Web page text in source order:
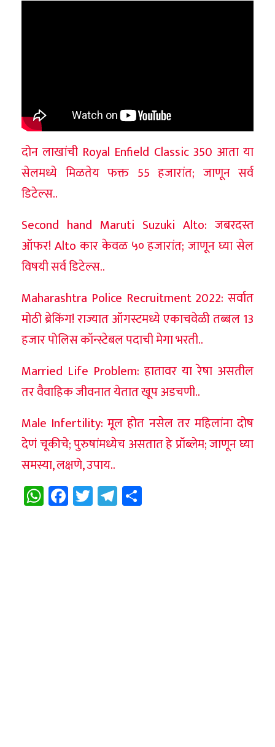
दोन लाखांची Royal Enfield Classic 350 आता या
सेलमध्ये मिळतेय फक्त 55 हजारांत; जाणून सर्व
डिटेल्स..
Second hand Maruti Suzuki Alto: जबरदस्त
ऑफर! Alto कार केवळ ५० हजारांत; जाणून घ्या सेल
विषयी सर्व डिटेल्स..
Maharashtra Police Recruitment 2022: सर्वात
मोठी ब्रेकिंग! राज्यात ऑगस्टमध्ये एकाचवेळी तब्बल 13
हजार पोलिस कॉन्स्टेबल पदाची मेगा भरती..
Married Life Problem: हातावर या रेषा असतील
तर वैवाहिक जीवनात येतात खूप अडचणी..
Male Infertility: मूल होत नसेल तर महिलांना दोष
देणं चूकीचे; पुरुषांमध्येच असतात हे प्रॉब्लेम; जाणून घ्या
समस्या, लक्षणे, उपाय..
WhatsApp
Facebook
TwitterTelegram